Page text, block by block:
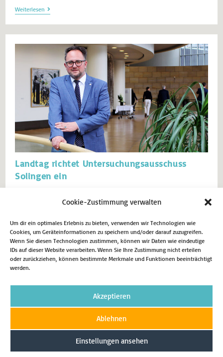
Cookie-Zustimmung verwalten
Um dir ein optimales Erlebnis zu bieten, verwenden wir Technologien wie
Cookies, um Geräteinformationen zu speichern und/oder darauf zuzugreifen.
Wenn Sie diesen Technologien zustimmen, können wir Daten wie eindeutige
IDs auf dieser Website verarbeiten. Wenn Sie Ihre Zustimmung nicht erteilen
oder zurückziehen, können bestimmte Merkmale und Funktionen beeinträchtigt
werden.
Akzeptieren
Ablehnen
Einstellungen ansehen
Weiterlesen
Landtag richtet Untersuchungsausschuss
Solingen ein
Terroranschlags von Solingen gewählt. Der nordrhein-westfälische
Bündnis90/Grüne und FDP einen parlamentarischen
Untersuchungsausschuss eingerichtet, um die Umstände rund um
den Terroranschlag von Solingen aufzuklären. Der heimische CDU-
Landtagsabgeordnete Matthias Eggers wird…
14. November 2024
Datenschutz